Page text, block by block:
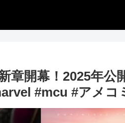
章開幕！2025年公
#mcu #アメコ